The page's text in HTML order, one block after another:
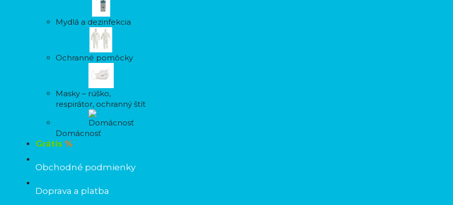
Mydlá a dezinfekcia
Ochranné pomôcky
Masky – rúško,
respirátor, ochranný štít
Domácnosť
Grátis %
Obchodné podmienky
Doprava a platba